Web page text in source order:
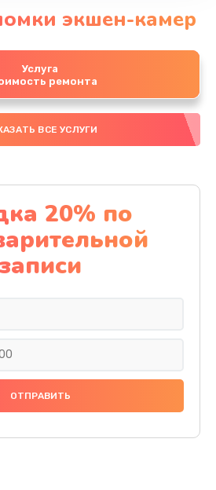
экшен-камер
Услуга
ремонта
ВСЕ УСЛУГИ
20% по
записи